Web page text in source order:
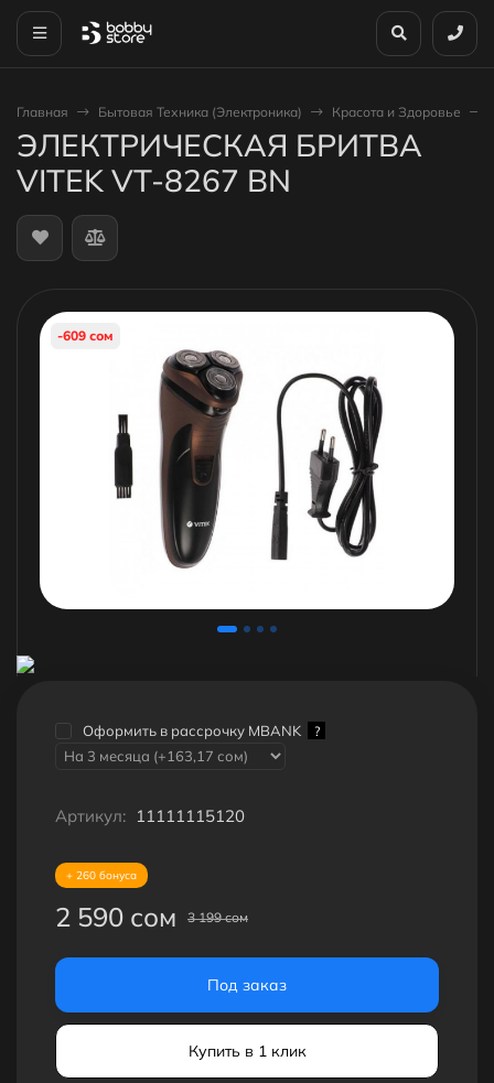
Главная Бытовая Техника (Электроника) Красота и Здоровье
ЭЛЕКТРИЧЕСКАЯ БРИТВА
VITEK VT-8267 BN
-609 сом
Оформить в рассрочку MBANK ?
Артикул: 11111115120
+ 260 бонуса
2 590 сом 3 199 сом
Под заказ
Купить в 1 клик